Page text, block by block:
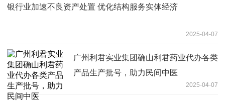
银行业加速不良资产处置 优化结构服务实体经济
2025-04-07
广州利君实业集团确山利君药业代办各类
产品生产批号，助力民间中医
2025-04-07